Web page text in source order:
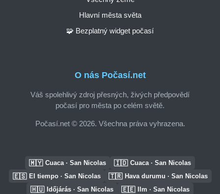
O nás Počasí.net
Váš spolehlivý zdroj přesných, živých předpovědí
počasí pro města po celém světě.
Počasí.net © 2026. Všechna práva vyhrazena.
Hlavní města světa
🧩 Bezplatný widget počasí
🇲🇾 Cuaca · San Nicolas 🇮🇩 Cuaca · San Nicolas
🇪🇸 El tiempo · San Nicolas 🇹🇷 Hava durumu · San Nicolas
🇭🇺 Időjárás · San Nicolas 🇪🇪 Ilm · San Nicolas